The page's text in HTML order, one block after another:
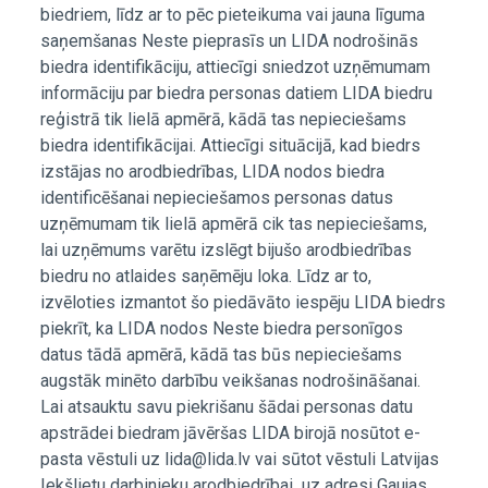
biedriem, līdz ar to pēc pieteikuma vai jauna līguma
saņemšanas Neste pieprasīs un LIDA nodrošinās
biedra identifikāciju, attiecīgi sniedzot uzņēmumam
informāciju par biedra personas datiem LIDA biedru
reģistrā tik lielā apmērā, kādā tas nepieciešams
biedra identifikācijai. Attiecīgi situācijā, kad biedrs
izstājas no arodbiedrības, LIDA nodos biedra
identificēšanai nepieciešamos personas datus
uzņēmumam tik lielā apmērā cik tas nepieciešams,
lai uzņēmums varētu izslēgt bijušo arodbiedrības
biedru no atlaides saņēmēju loka. Līdz ar to,
izvēloties izmantot šo piedāvāto iespēju LIDA biedrs
piekrīt, ka LIDA nodos Neste biedra personīgos
datus tādā apmērā, kādā tas būs nepieciešams
augstāk minēto darbību veikšanas nodrošināšanai.
Lai atsauktu savu piekrišanu šādai personas datu
apstrādei biedram jāvēršas LIDA birojā nosūtot e-
pasta vēstuli uz lida@lida.lv vai sūtot vēstuli Latvijas